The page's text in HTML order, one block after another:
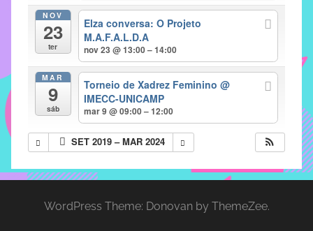
problemas
verificados
instituto,
para
prevenção
NOV
23
ter
Elza conversa: O Projeto
M.A.F.A.L.D.A
nov 23 @ 13:00 – 14:00
MAR
9
sáb
Torneio de Xadrez Feminino@
IMECC-UNICAMP
mar 9 @ 09:00 – 12:00
SET 2019 – MAR 2024
WordPress Theme: Donovan by ThemeZee.